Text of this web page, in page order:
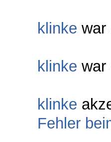
klinke war
klinke war
klinke
Fehler